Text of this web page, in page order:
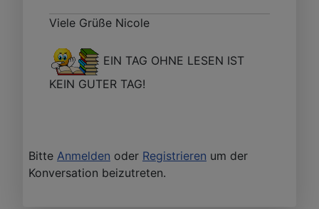
Viele Grüße Nicole
EIN TAG OHNE LESEN IST
KEIN GUTER TAG!
Bitte Anmelden oder Registrieren um der
Konversation beizutreten.